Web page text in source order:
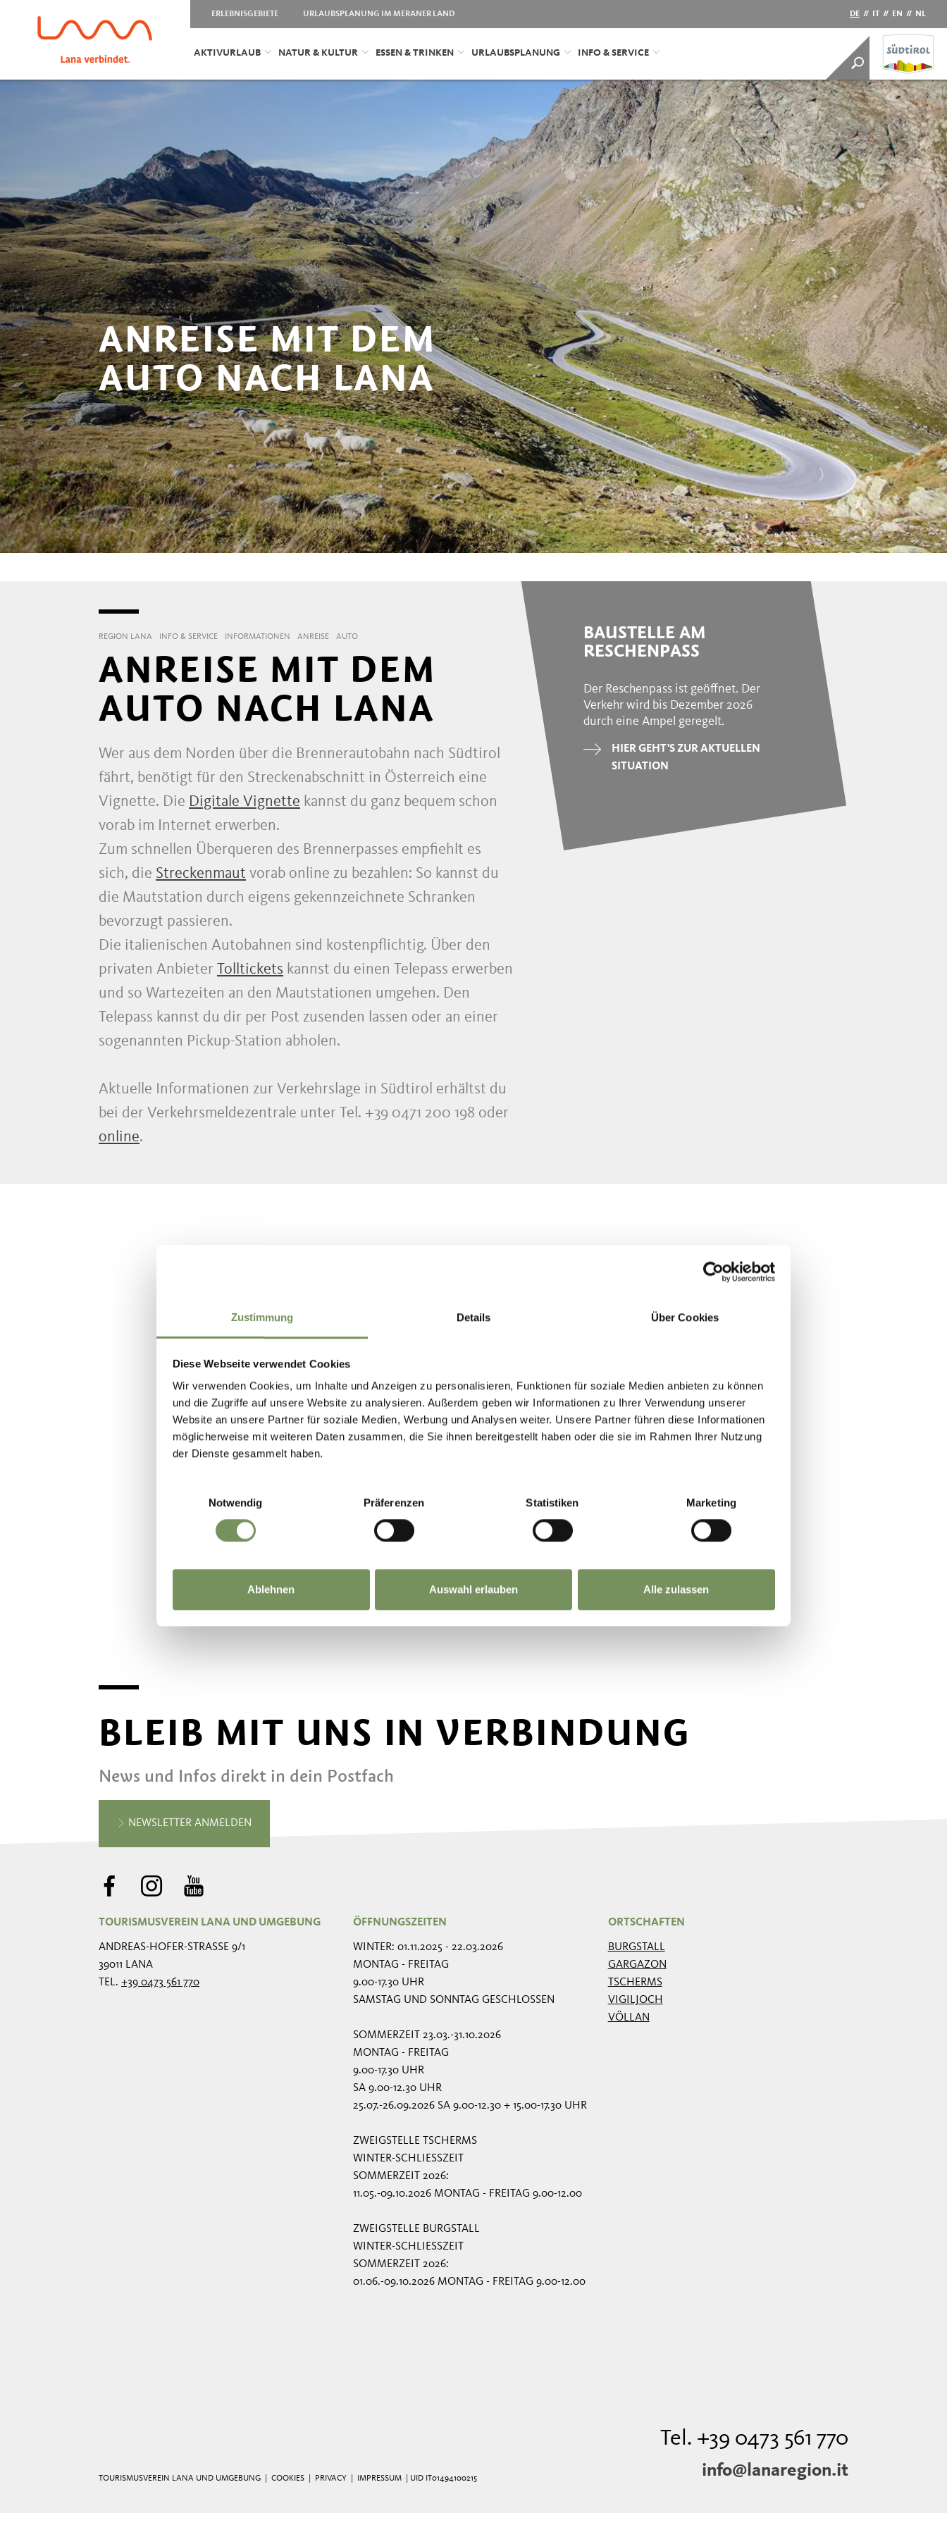
Zustimmung Details Über Cookies
Diese Webseite verwendet Cookies
Wir verwenden Cookies, um Inhalte und Anzeigen zu personalisieren, Funktionen für soziale Medien anbieten zu können
und die Zugriffe auf unsere Website zu analysieren. Außerdem geben wir Informationen zu Ihrer Verwendung unserer
Website an unsere Partner für soziale Medien, Werbung und Analysen weiter. Unsere Partner führen diese Informationen
möglicherweise mit weiteren Daten zusammen, die Sie ihnen bereitgestellt haben oder die sie im Rahmen Ihrer Nutzung
der Dienste gesammelt haben.
Notwendig
Präferenzen Statistiken Marketing
Ablehnen Auswahl erlauben Alle zulassen
ERLEBNISGEBIETE URLAUBSPLANUNG IM MERANER LAND DE // IT // EN // NL
AKTIVURLAUB NATUR & KULTUR ESSEN & TRINKEN URLAUBSPLANUNG INFO & SERVICE
ANREISE MIT DEM
AUTO NACH LANA
REGION LANA INFO & SERVICE INFORMATIONEN ANREISE AUTO
ANREISE MIT DEM
AUTO NACH LANA
Wer aus dem Norden über die Brennerautobahn nach Südtirol
fährt, benötigt für den Streckenabschnitt in Österreich eine
Vignette. Die Digitale Vignette kannst du ganz bequem schon
vorab im Internet erwerben.
Zum schnellen Überqueren des Brennerpasses empfiehlt es
sich, die Streckenmaut vorab online zu bezahlen: So kannst du
die Mautstation durch eigens gekennzeichnete Schranken
bevorzugt passieren.
Die italienischen Autobahnen sind kostenpflichtig. Über den
privaten Anbieter
Tolltickets kannst du einen Telepass erwerben
und so Wartezeiten an den Mautstationen umgehen. Den
Telepass kannst du dir per Post zusenden lassen oder an einer
sogenannten Pickup-Station abholen.
Aktuelle Informationen zur Verkehrslage in Südtirol erhältst du
bei der Verkehrsmeldezentrale unter Tel. +39 0471 200 198 oder
online.
BAUSTELLE AM
RESCHENPASS
Der Reschenpass ist geöffnet. Der
Verkehr wird bis Dezember 2026
durch eine Ampel geregelt.
HIER GEHT'S ZUR AKTUELLEN
SITUATION
BLEIB MIT UNS IN VERBINDUNG
News und Infos direkt in dein Postfach
NEWSLETTER ANMELDEN
TOURISMUSVEREIN LANA UND UMGEBUNG
ANDREAS-HOFER-STRASSE 9/1
39011 LANA
TEL. +39 0473 561 770
ÖFFNUNGSZEITEN
WINTER: 01.11.2025 - 22.03.2026
MONTAG - FREITAG
9.00-17.30 UHR
SAMSTAG UND SONNTAG GESCHLOSSEN
SOMMERZEIT 23.03.-31.10.2026
MONTAG - FREITAG
9.00-17.30 UHR
SA 9.00-12.30 UHR
25.07.-26.09.2026 SA 9.00-12.30 + 15.00-17.30 UHR
ZWEIGSTELLE TSCHERMS
WINTER-SCHLIESSZEIT
SOMMERZEIT 2026:
11.05.-09.10.2026 MONTAG - FREITAG 9.00-12.00
ZWEIGSTELLE BURGSTALL
WINTER-SCHLIESSZEIT
SOMMERZEIT 2026:
01.06.-09.10.2026 MONTAG - FREITAG 9.00-12.00
ORTSCHAFTEN
BURGSTALL
GARGAZON
TSCHERMS
VIGILJOCH
VÖLLAN
Tel. +39 0473 561 770
info@lanaregion.it
TOURISMUSVEREIN LANA UND UMGEBUNG | COOKIES PRIVACY IMPRESSUM | UID IT01494100215